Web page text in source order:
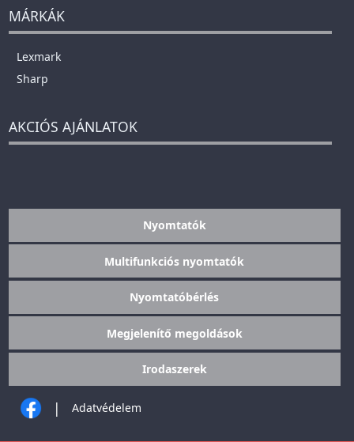
MÁRKÁK
Lexmark
Sharp
AKCIÓS AJÁNLATOK
Nyomtatók
Multifunkciós nyomtatók
Nyomtatóbérlés
Megjelenítő megoldások
Irodaszerek
| Adatvédelem